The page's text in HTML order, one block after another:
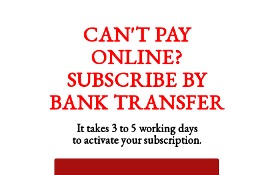
CAN'T PAY
ONLINE?
SUBSCRIBE BY
BANK TRANSFER
It takes 3 to 5 working days
to activate your subscription.